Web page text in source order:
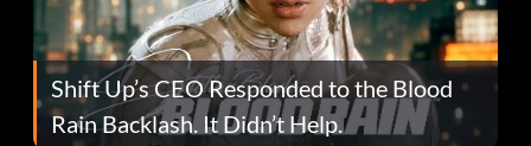
Shift Up’s CEO Responded to the Blood
Rain Backlash. It Didn’t Help.